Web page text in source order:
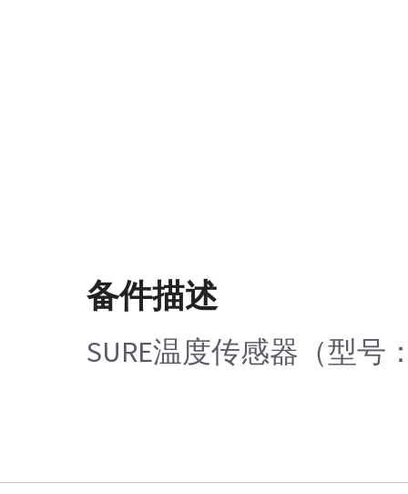
备件描述
SURE温度传感器（型号